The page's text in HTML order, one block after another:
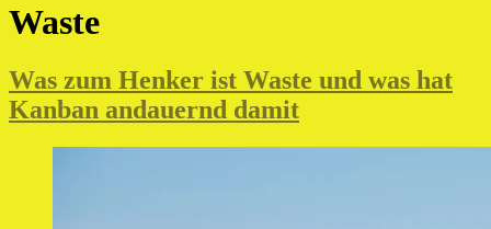
Waste
Was zum Henker ist Waste und was hat
Kanban andauernd damit